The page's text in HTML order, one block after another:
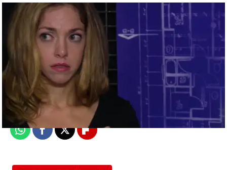
mega
Madrid
Publicado: 12 de febrero de 2018, 12:59
WhatsappFacebook
X Flipboard